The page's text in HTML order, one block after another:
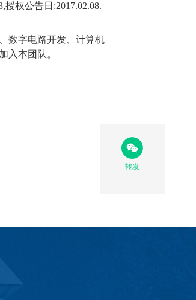
授权公告日 :2017.02.08.
数字电路开发、计算机
入本团队。
转发